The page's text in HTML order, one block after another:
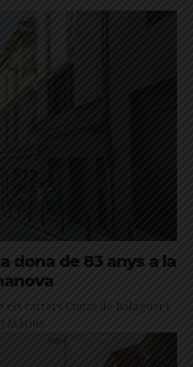
dona de 83 anys a la
carrers Ciutat de Balaguer i
Màrius